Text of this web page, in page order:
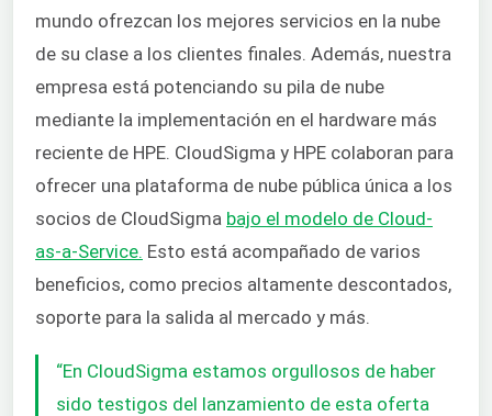
mundo ofrezcan los mejores servicios en la nube
de su clase a los clientes finales. Además, nuestra
empresa está potenciando su pila de nube
mediante la implementación en el hardware más
reciente de HPE. CloudSigma y HPE colaboran para
ofrecer una plataforma de nube pública única a los
socios de CloudSigma bajo el modelo de Cloud-
as-a-Service. Esto está acompañado de varios
beneficios, como precios altamente descontados,
soporte para la salida al mercado y más.
“En CloudSigma estamos orgullosos de haber
sido testigos del lanzamiento de esta oferta